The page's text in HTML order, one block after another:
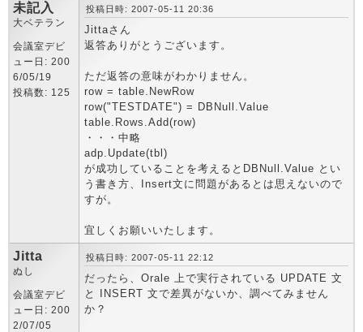
未記入
大ベテラン
会議室デビ
ュー日: 200
6/05/19
投稿数: 125
投稿日時: 2007-05-11 20:36
Jittaさん
返答ありがとうございます。
ただ返答の意味がわかりません。
row = table.NewRow
row("TESTDATE") = DBNull.Value
table.Rows.Add(row)
・・・中略
adp.Update(tbl)
が成功していることを考えるとDBNull.Value とい
う書き方、Insert文に問題があるとは思えないので
すが。
宜しくお願いいたします。
Jitta
ぬし
会議室デビ
ュー日: 200
2/07/05
投稿日時: 2007-05-11 22:12
だったら、Orale 上で実行されている UPDATE 文
と INSERT 文で差異がないか、調べてみません
か？